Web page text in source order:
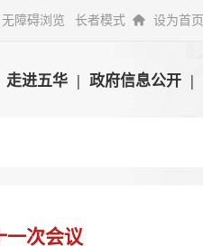
无障碍浏览 长者模式 设为首页
走进五华 | 政府信息公开 |
一次会议